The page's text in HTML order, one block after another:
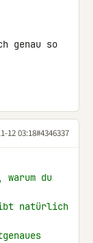
genau so
12 03:18#4346337
du
natürlich